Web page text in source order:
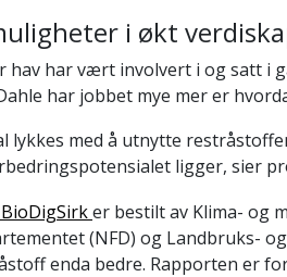
i økt
hav har vært involvert i og satt i
har jobbet mye mer er
lykkes med å utnytte
ligger, sier
er bestilt av Klima- og
(NFD) og Landbruks-
enda bedre. Rapporten er